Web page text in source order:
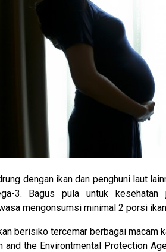
dengan ikan dan penghuni laut
3. Bagus pula untuk kesehatan
mengonsumsi minimal 2 porsi
berisiko tercemar berbagai macam
and the Environtmental Protection